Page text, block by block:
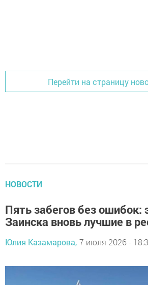
Перейти на страницу
НОВОСТИ
Пять забегов без ошибок:
Заинска вновь лучшие в
Юлия Казамарова, 7 июля 2026 -